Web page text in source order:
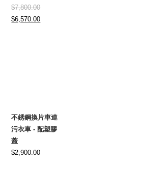
$7,800.00
Original
$6,570.00Current
不銹鋼換片車連
污衣車 - 配塑膠
蓋
$2,900.00